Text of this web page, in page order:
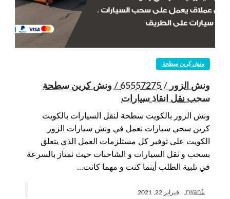
ونش كرين سطحة
ونش الزور / 65557275 / ونش كرين سطحة
سحب نقل انقاذ سيارات
ونش الزور بالكويت سطحة لنقل السيارات بالكويت
كرين سحي سيارات نعمل في ونش سيارات الزور
الكويت على توفير كل مستلزمات العمل الذي يتعلق
بسحب و نقل السيارات و الشاحنات حيث نمتاز بالسرعة
في تلبية الطلب أينما كنت و مهما كانت…
rwan1 فبراير 22, 2021